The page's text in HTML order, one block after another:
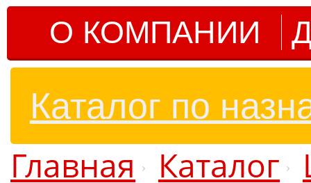
О КОМПАНИИ
Каталог по
Главная Каталог